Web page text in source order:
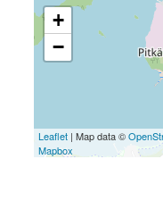
+
−
Leaflet| Map data ©
Mapbox